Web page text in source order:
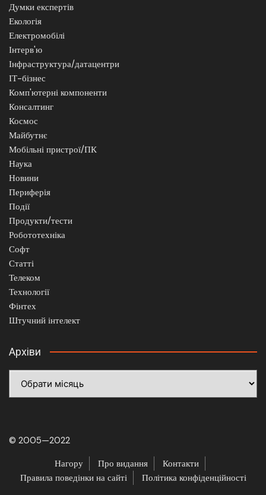
Думки експертів
Екологія
Електромобілі
Інтерв'ю
Інфраструктура/датацентри
ІТ-бізнес
Комп'ютерні компоненти
Консалтинг
Космос
Майбутнє
Мобільні пристрої/ПК
Наука
Новини
Периферія
Події
Продукти/тести
Робототехніка
Софт
Статті
Телеком
Технології
Фінтех
Штучний інтелект
Архіви
© 2005—2022
Нагору
Про видання
Контакти
Правила поведінки на сайті
Політика конфіденційності